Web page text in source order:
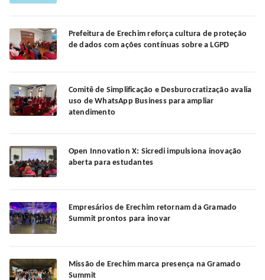
Prefeitura de Erechim reforça cultura de proteção
de dados com ações contínuas sobre a LGPD
Comitê de Simplificação e Desburocratização avalia
uso de WhatsApp Business para ampliar
atendimento
Open Innovation X: Sicredi impulsiona inovação
aberta para estudantes
Empresários de Erechim retornam da Gramado
Summit prontos para inovar
Missão de Erechim marca presença na Gramado
Summit